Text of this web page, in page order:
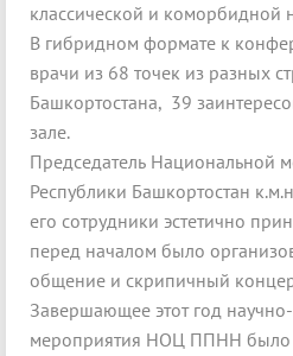
классической и коморбидной
В гибридном формате к
врачи из 68 точек из разных
Башкортостана, 39
зале.
Председатель Национальной
Республики Башкортостан
его сотрудники эстетично
перед началом было
общение и скрипичный
Завершающее этот год
мероприятия НОЦ ППНН было